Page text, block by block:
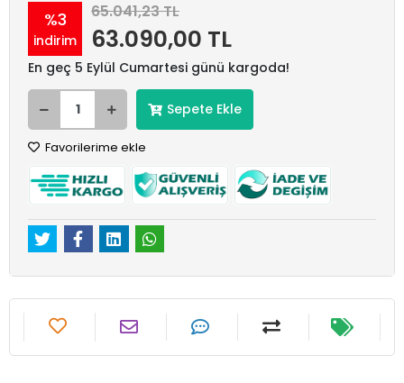
%3
indirim
65.041,23 TL
63.090,00 TL
En geç 5 Eylül Cumartesi günü kargoda!
Sepete Ekle
Favorilerime ekle